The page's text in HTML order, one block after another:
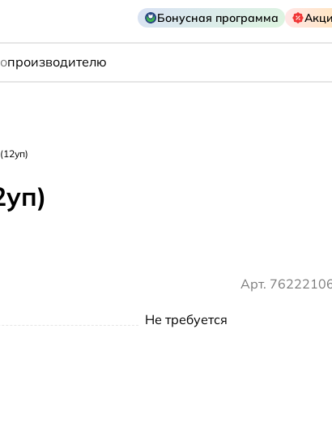
Бонусная программа
действующему веществу
производителю
Арт.
Не требуется